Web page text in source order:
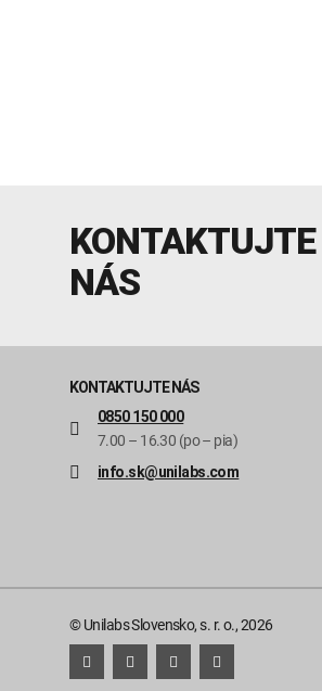
KONTAKTUJTE
NÁS
KONTAKTUJTE NÁS
0850 150 000
7.00 – 16.30 (po – pia)
info.sk@unilabs.com
© Unilabs Slovensko, s. r. o., 2026